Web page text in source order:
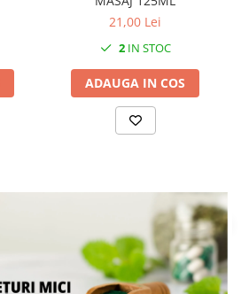
21,00 Lei
2IN STOC
ADAUGA IN COS